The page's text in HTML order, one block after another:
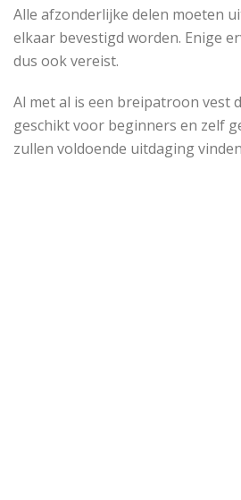
Alle afzonderlijke delen moeten
elkaar bevestigd worden. Enige
dus ook vereist.
Al met al is een breipatroon vest
geschikt voor beginners en zelf
zullen voldoende uitdaging